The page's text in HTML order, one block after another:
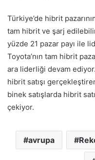
Türkiye’de hibrit
tam hibrit ve şarj
yüzde 21 pazar payı ile
Toyota’nın tam hibrit
ara liderliği devam
hibrit satışı
binek satışlarda hibrit
çekiyor.
avrupa